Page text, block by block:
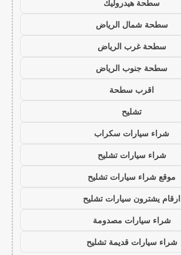
سطحة هيدروليك
سطحة شمال الرياض
سطحة غرب الرياض
سطحة جنوب الرياض
اقرب سطحة
تشليح
شراء سيارات سكراب
شراء سيارات تشليح
موقع شراء سيارات تشليح
ارقام يشترون سيارات تشليح
شراء سيارات مصدومة
شراء سيارات قديمة تشليح